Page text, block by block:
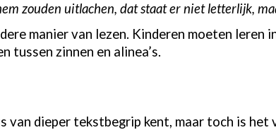
zouden uitlachen, dat staat er niet letterlijk,
manier van lezen. Kinderen moeten leren
tussen zinnen en alinea’s.
van dieper tekstbegrip kent, maar toch is het